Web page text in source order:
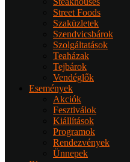
Street Foods
Szaküzletek
Szendvicsbárok
Szolgáltatások
Teaházak
Tejbárok
Vendéglők
Események
Akciók
Fesztiválok
Kiállítások
Programok
Rendezvények
Ünnepek